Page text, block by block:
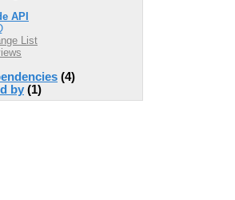
API
List
(4)
by (1)